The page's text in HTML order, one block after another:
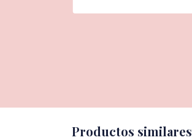
Productos similares